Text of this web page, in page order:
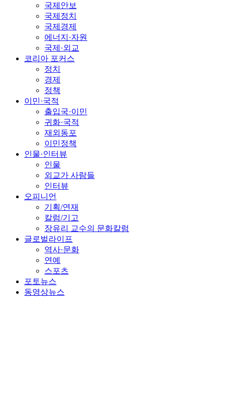
국제안보
국제정치
국제경제
에너지·자원
국제·외교
코리아 포커스
정치
경제
정책
이민·국적
출입국·이민
귀화·국적
재외동포
이민정책
인물·인터뷰
인물
외교가 사람들
인터뷰
오피니언
기획/연재
칼럼/기고
장유리 교수의 문화칼럼
글로벌라이프
역사·문화
연예
스포츠
포토뉴스
동영상뉴스